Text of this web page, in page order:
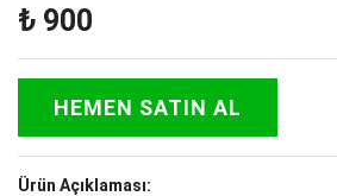
₺ 900
HEMEN SATIN AL
Ürün Açıklaması: